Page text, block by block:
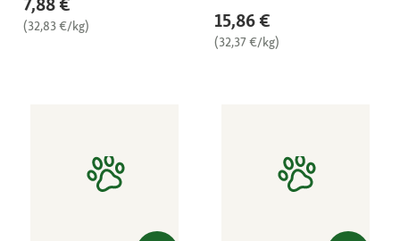
(32,83 €/kg) 15,86 €
(32,37 €/kg)